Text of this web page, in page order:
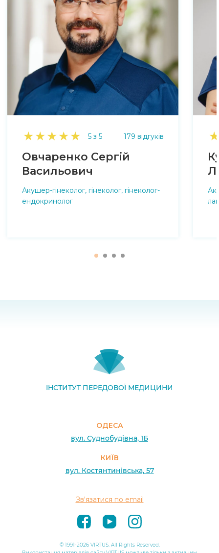
★★★★★ 5 з 5 179 відгуків
Овчаренко Сергій
Васильович
Акушер-гінеколог, гінеколог, гінеколог-
ендокринолог
★
ІНСТИТУТ ПЕРЕДОВОЇ МЕДИЦИНИ
ОДЕСА
вул. Суднобудівна, 1Б
КИЇВ
вул. Костянтинівська, 57
Зв'язатися по email
© 1991-2026 VIRTUS. All Rights Reserved.